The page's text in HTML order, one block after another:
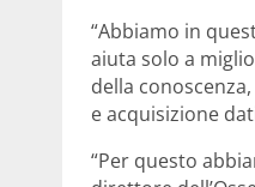
“Abbiamo in
aiuta solo a
della
e acquisizione
“Per questo